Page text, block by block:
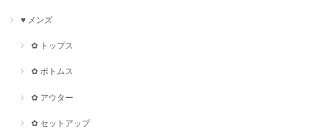
♥ メンズ
✿ トップス
✿ ボトムス
✿ アウター
✿ セットアップ